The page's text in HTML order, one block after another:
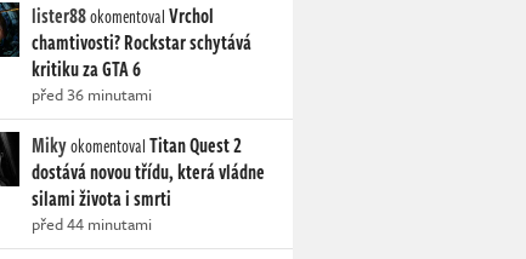
lister88okomentovalVrchol
chamtivosti? Rockstar schytává
kritiku za GTA 6
před 36 minutami
MikyokomentovalTitan Quest 2
dostává novou třídu, která vládne
silami života i smrti
před 44 minutami